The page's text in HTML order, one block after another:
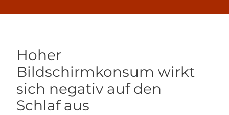
Hoher
Bildschirmkonsum wirkt
sich negativ auf den
Schlaf aus